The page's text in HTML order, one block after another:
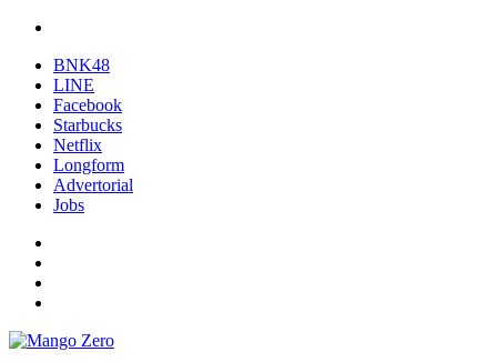
BNK48
LINE
Facebook
Starbucks
Netflix
Longform
Advertorial
Jobs